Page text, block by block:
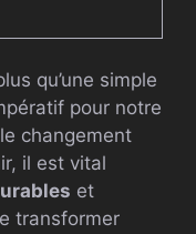
qu’une simple
pour notre
changement
il est vital
et
transformer